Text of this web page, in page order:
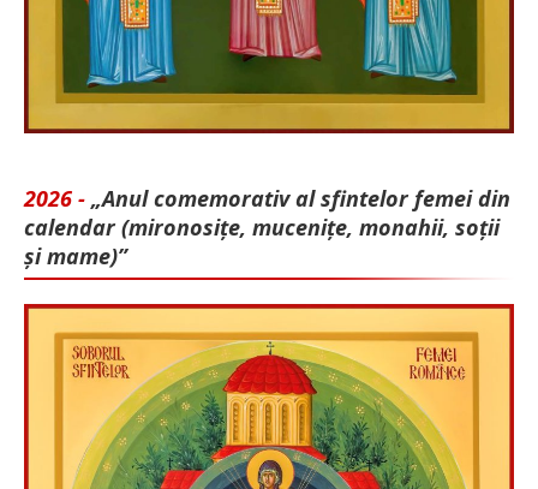
2026 - „Anul comemorativ al sfintelor femei din
calendar (mironosițe, mu­cenițe, monahii, soții
și mame)”